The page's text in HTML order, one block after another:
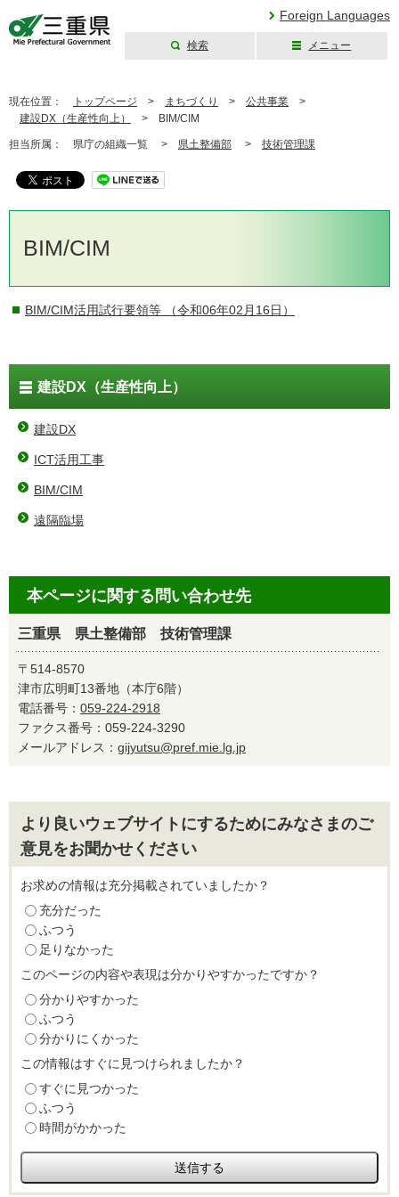
Foreign Languages
検索 メニュー
現在位置： トップページ > まちづくり > 公共事業 >
建設DX（⽣産性向上）
> BIM/CIM
担当所属： 県庁の組織一覧 > 県土整備部 > 技術管理課
BIM/CIM
BIM/CIM活用試行要領等 （令和06年02月16日）
建設DX（⽣産性向上）
建設DX
ICT活用工事
BIM/CIM
遠隔臨場
本ページに関する問い合わせ先
三重県 県土整備部 技術管理課
〒514-8570
津市広明町13番地（本庁6階）
電話番号： 059-224-2918
ファクス番号：059-224-3290
メールアドレス： gijyutsu@pref.mie.lg.jp
より良いウェブサイトにするためにみなさまのご
意見をお聞かせください
お求めの情報は充分掲載されていましたか？
充分だった
ふつう
足りなかった
このページの内容や表現は分かりやすかったですか？
分かりやすかった
ふつう
分かりにくかった
この情報はすぐに見つけられましたか？
すぐに見つかった
ふつう
時間がかかった